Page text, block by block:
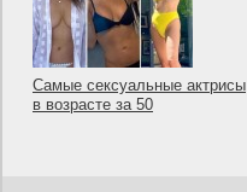
Самые сексуальные актрисы
в возрасте за 50